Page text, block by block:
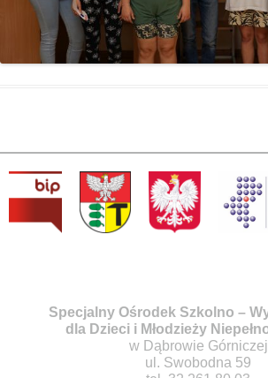
Specjalny Ośrodek Szkolno –
dla Dzieci i Młodzieży
w Dąbrowie Górniczej
ul. Swobodna 59